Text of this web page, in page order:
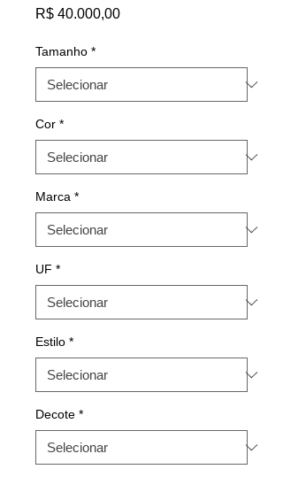
R$ 40.000,00Preço
Tamanho *
Cor *
Marca *
UF *
Estilo *
Decote *